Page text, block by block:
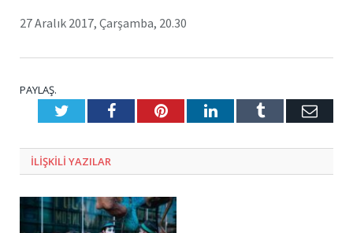
27 Aralık 2017, Çarşamba, 20.30
PAYLAŞ.
TwitterFacebookPinterestLinkedInTumblr E-
ILIŞKILI YAZILAR